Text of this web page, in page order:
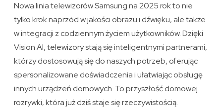
Nowa linia telewizorów Samsung na 2025 rok to nie
tylko krok naprzód w jakości obrazu i dźwięku, ale także
w integracji z codziennym życiem użytkowników. Dzięki
Vision AI, telewizory stają się inteligentnymi partnerami,
którzy dostosowują się do naszych potrzeb, oferując
spersonalizowane doświadczenia i ułatwiając obsługę
innych urządzeń domowych. To przyszłość domowej
rozrywki, która już dziś staje się rzeczywistością.